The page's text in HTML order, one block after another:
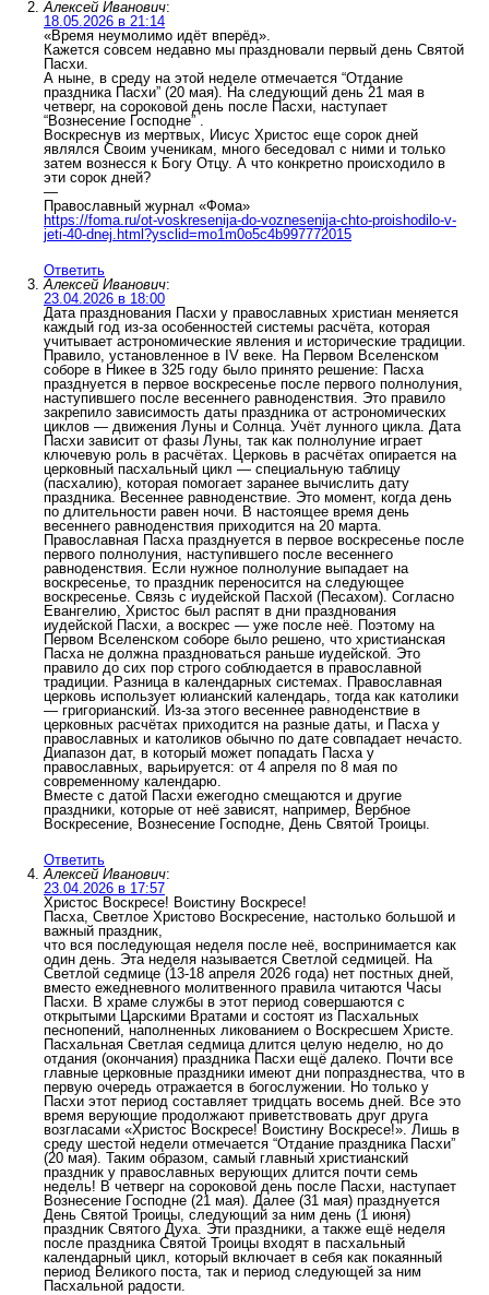
Алексей Иванович:
18.05.2026 в 21:14
«Время неумолимо идёт вперёд».
Кажется совсем недавно мы праздновали первый день Святой
Пасхи.
А ныне, в среду на этой неделе отмечается “Отдание
праздника Пасхи” (20 мая). На следующий день 21 мая в
четверг, на сороковой день после Пасхи, наступает
“Вознесение Господне” .
Воскреснув из мертвых, Иисус Христос еще сорок дней
являлся Своим ученикам, много беседовал с ними и только
затем вознесся к Богу Отцу. А что конкретно происходило в
эти сорок дней?
—
Православный журнал «Фома»
https://foma.ru/ot-voskresenija-do-voznesenija-chto-proishodilo-v-
jeti-40-dnej.html?ysclid=mo1m0o5c4b997772015
Ответить
Алексей Иванович:
23.04.2026 в 18:00
Дата празднования Пасхи у православных христиан меняется
каждый год из-за особенностей системы расчёта, которая
учитывает астрономические явления и исторические традиции.
Правило, установленное в IV веке. На Первом Вселенском
соборе в Никее в 325 году было принято решение: Пасха
празднуется в первое воскресенье после первого полнолуния,
наступившего после весеннего равноденствия. Это правило
закрепило зависимость даты праздника от астрономических
циклов — движения Луны и Солнца. Учёт лунного цикла. Дата
Пасхи зависит от фазы Луны, так как полнолуние играет
ключевую роль в расчётах. Церковь в расчётах опирается на
церковный пасхальный цикл — специальную таблицу
(пасхалию), которая помогает заранее вычислить дату
праздника. Весеннее равноденствие. Это момент, когда день
по длительности равен ночи. В настоящее время день
весеннего равноденствия приходится на 20 марта.
Православная Пасха празднуется в первое воскресенье после
первого полнолуния, наступившего после весеннего
равноденствия. Если нужное полнолуние выпадает на
воскресенье, то праздник переносится на следующее
воскресенье. Связь с иудейской Пасхой (Песахом). Согласно
Евангелию, Христос был распят в дни празднования
иудейской Пасхи, а воскрес — уже после неё. Поэтому на
Первом Вселенском соборе было решено, что христианская
Пасха не должна праздноваться раньше иудейской. Это
правило до сих пор строго соблюдается в православной
традиции. Разница в календарных системах. Православная
церковь использует юлианский календарь, тогда как католики
— григорианский. Из-за этого весеннее равноденствие в
церковных расчётах приходится на разные даты, и Пасха у
православных и католиков обычно по дате совпадает нечасто.
Диапазон дат, в который может попадать Пасха у
православных, варьируется: от 4 апреля по 8 мая по
современному календарю.
Вместе с датой Пасхи ежегодно смещаются и другие
праздники, которые от неё зависят, например, Вербное
Воскресение, Вознесение Господне, День Святой Троицы.
Ответить
Алексей Иванович:
23.04.2026 в 17:57
Христос Воскресе! Воистину Воскресе!
Пасха, Светлое Христово Воскресение, настолько большой и
важный праздник,
что вся последующая неделя после неё, воспринимается как
один день. Эта неделя называется Светлой седмицей. На
Светлой седмице (13-18 апреля 2026 года) нет постных дней,
вместо ежедневного молитвенного правила читаются Часы
Пасхи. В храме службы в этот период совершаются с
открытыми Царскими Вратами и состоят из Пасхальных
песнопений, наполненных ликованием о Воскресшем Христе.
Пасхальная Светлая седмица длится целую неделю, но до
отдания (окончания) праздника Пасхи ещё далеко. Почти все
главные церковные праздники имеют дни попразднества, что в
первую очередь отражается в богослужении. Но только у
Пасхи этот период составляет тридцать восемь дней. Все это
время верующие продолжают приветствовать друг друга
возгласами «Христос Воскресе! Воистину Воскресе!». Лишь в
среду шестой недели отмечается “Отдание праздника Пасхи”
(20 мая). Таким образом, самый главный христианский
праздник у православных верующих длится почти семь
недель! В четверг на сороковой день после Пасхи, наступает
Вознесение Господне (21 мая). Далее (31 мая) празднуется
День Святой Троицы, следующий за ним день (1 июня)
праздник Святого Духа. Эти праздники, а также ещё неделя
после праздника Святой Троицы входят в пасхальный
календарный цикл, который включает в себя как покаянный
период Великого поста, так и период следующей за ним
Пасхальной радости.